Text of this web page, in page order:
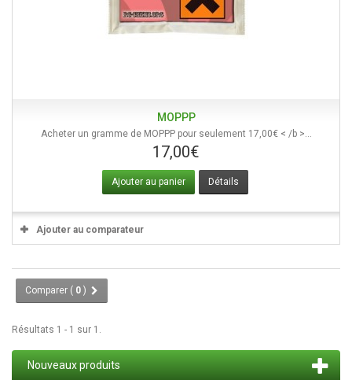
MOPPP
Acheter un gramme de MOPPP pour seulement 17,00€ < /b >...
17,00€
Ajouter au panier Détails
Ajouter au comparateur
Comparer ( 0 )
Résultats 1 - 1 sur 1.
Nouveaux produits